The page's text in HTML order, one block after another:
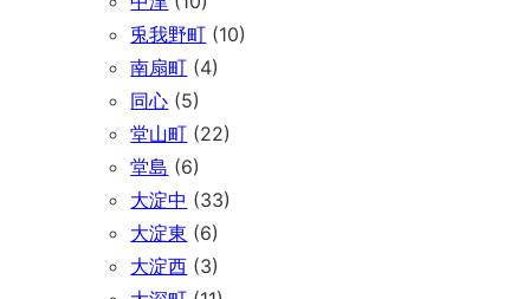
兎我野町 (10)
南扇町 (4)
同心 (5)
堂山町 (22)
堂島 (6)
大淀中 (33)
大淀東 (6)
大淀西 (3)